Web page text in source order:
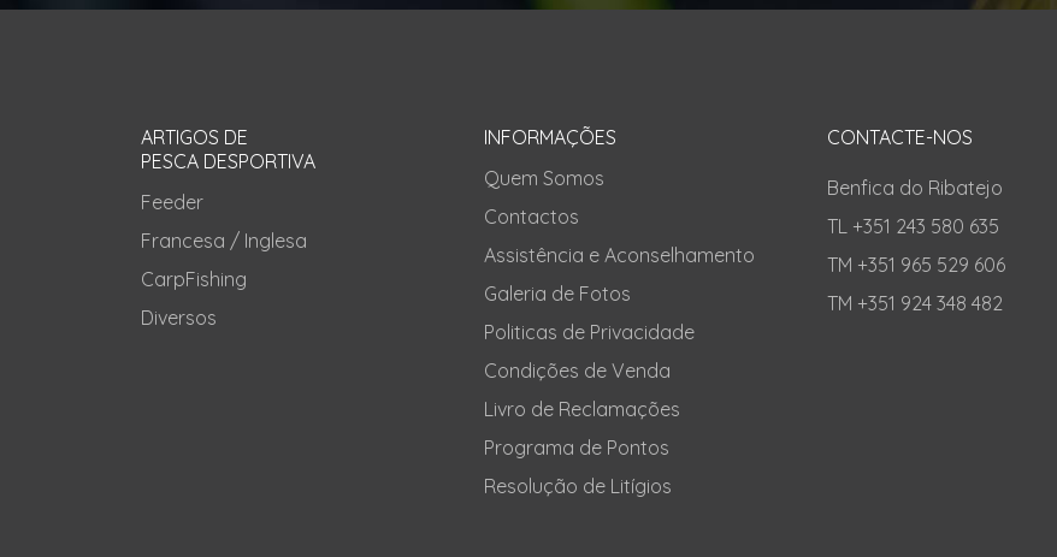
ARTIGOS DE
PESCA DESPORTIVA
Feeder
Francesa / Inglesa
CarpFishing
Diversos
INFORMAÇÕES
Quem Somos
Contactos
Assistência e Aconselhamento
Galeria de Fotos
Politicas de Privacidade
Condições de Venda
Livro de Reclamações
Programa de Pontos
Resolução de Litígios
CONTACTE-NOS
Benfica do Ribatejo
TL +351 243 580 635
TM +351 965 529 606
TM +351 924 348 482